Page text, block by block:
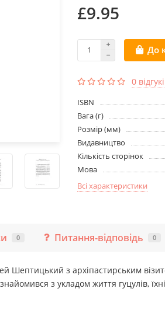
£9.95
До
0
ISBN
Вага (г)
Розмір (мм)
Видавництво
Кількість сторінок
Мова
Всі характеристики
0 Питання-відповідь 0
Шептицький з архіпастирським
з укладом життя гуцулів,